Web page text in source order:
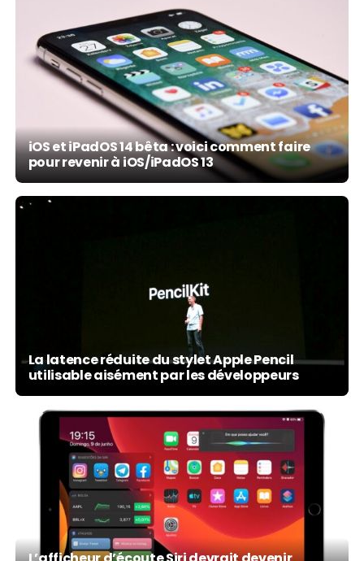
iOS et iPadOS 14 bêta : voici comment faire
pour revenir à iOS/iPadOS 13
La latence réduite du stylet Apple Pencil
utilisable aisément par les développeurs